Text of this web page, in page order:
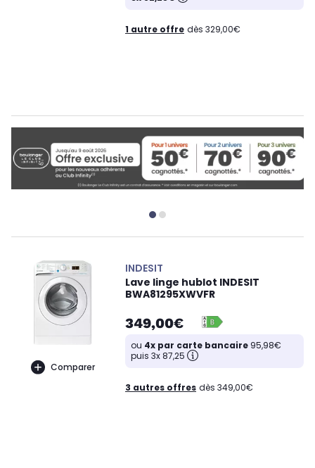
1 autre offre dès 329,00€
Comparer
INDESIT
Lave linge hublot INDESIT
BWA81295XWVFR
349,00€
ou 4x par carte bancaire 95,98€
puis 3x 87,25
3 autres offres dès 349,00€